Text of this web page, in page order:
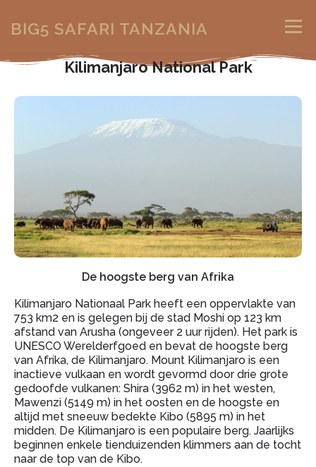
BIG5 SAFARI TANZANIA Menu
HOE & WAT
BOEKINGEN
Kilimanjaro National Park
De hoogste berg van Afrika
Kilimanjaro Nationaal Park heeft een oppervlakte van
753 km2 en is gelegen bij de stad Moshi op 123 km
afstand van Arusha (ongeveer 2 uur rijden). Het park is
UNESCO Werelderfgoed en bevat de hoogste berg
van Afrika, de Kilimanjaro. Mount Kilimanjaro is een
inactieve vulkaan en wordt gevormd door drie grote
gedoofde vulkanen: Shira (3962 m) in het westen,
Mawenzi (5149 m) in het oosten en de hoogste en
altijd met sneeuw bedekte Kibo (5895 m) in het
midden. De Kilimanjaro is een populaire berg. Jaarlijks
beginnen enkele tienduizenden klimmers aan de tocht
naar de top van de Kibo.